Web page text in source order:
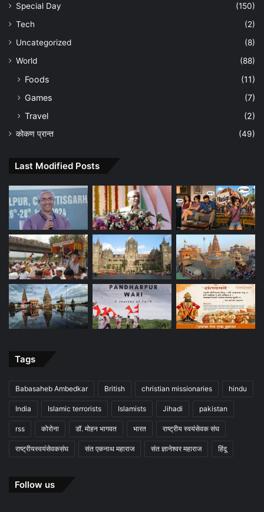
Special Day
(150)
Tech
(2)
Uncategorized
(8)
World
(88)
Foods
(11)
Games
(7)
Travel
(2)
कोकण प्रान्त (49)
Last Modified Posts
Tags
Babasaheb Ambedkar British christian missionaries hindu
India Islamic terrorists Islamists Jihadi pakistan
rss कोरोना डॉ. मोहन भागवत भारत राष्ट्रीय स्वयंसेवक संघ
राष्ट्रीयस्वयंसेवकसंघ संत एकनाथ महाराज संत ज्ञानेश्वर महाराज हिंदू
Follow us